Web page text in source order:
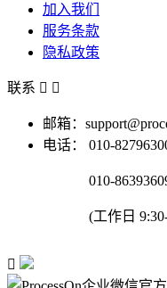
加入我们
服务条款
隐私政策
联系  
邮箱：
电话：
010-
010-
(工作日
